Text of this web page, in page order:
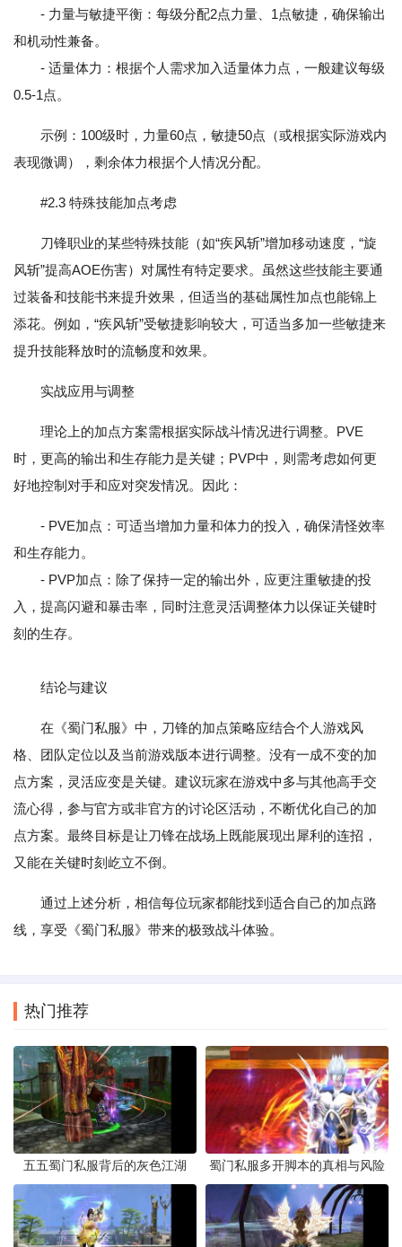
- 力量与敏捷平衡：每级分配2点力量、1点敏捷，确保输出
和机动性兼备。
- 适量体力：根据个人需求加入适量体力点，一般建议每级
0.5-1点。
示例：100级时，力量60点，敏捷50点（或根据实际游戏内
表现微调），剩余体力根据个人情况分配。
#2.3 特殊技能加点考虑
刀锋职业的某些特殊技能（如“疾风斩”增加移动速度，“旋
风斩”提高AOE伤害）对属性有特定要求。虽然这些技能主要通
过装备和技能书来提升效果，但适当的基础属性加点也能锦上
添花。例如，“疾风斩”受敏捷影响较大，可适当多加一些敏捷来
提升技能释放时的流畅度和效果。
实战应用与调整
理论上的加点方案需根据实际战斗情况进行调整。PVE
时，更高的输出和生存能力是关键；PVP中，则需考虑如何更
好地控制对手和应对突发情况。因此：
- PVE加点：可适当增加力量和体力的投入，确保清怪效率
和生存能力。
- PVP加点：除了保持一定的输出外，应更注重敏捷的投
入，提高闪避和暴击率，同时注意灵活调整体力以保证关键时
刻的生存。
结论与建议
在《蜀门私服》中，刀锋的加点策略应结合个人游戏风
格、团队定位以及当前游戏版本进行调整。没有一成不变的加
点方案，灵活应变是关键。建议玩家在游戏中多与其他高手交
流心得，参与官方或非官方的讨论区活动，不断优化自己的加
点方案。最终目标是让刀锋在战场上既能展现出犀利的连招，
又能在关键时刻屹立不倒。
通过上述分析，相信每位玩家都能找到适合自己的加点路
线，享受《蜀门私服》带来的极致战斗体验。
热门推荐
五五蜀门私服背后的灰色江湖 蜀门私服多开脚本的真相与风险